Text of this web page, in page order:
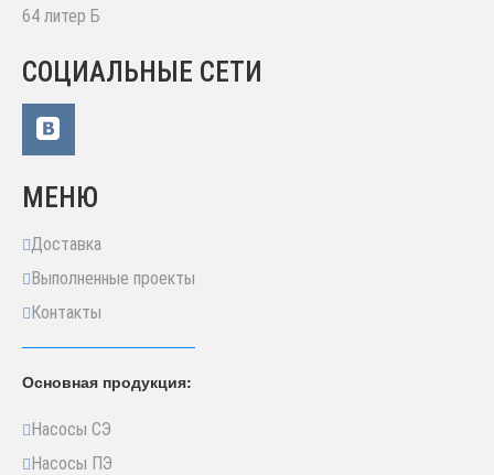
64 литер Б
СОЦИАЛЬНЫЕ СЕТИ
МЕНЮ
Доставка
Выполненные проекты
Контакты
Основная продукция:
Насосы СЭ
Насосы ПЭ